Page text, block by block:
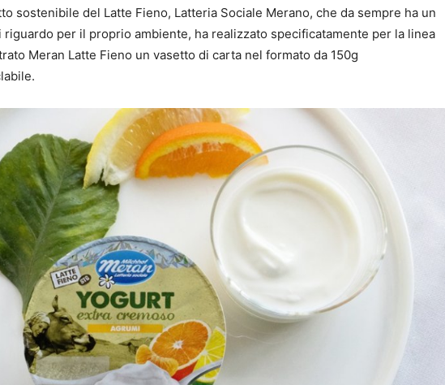
sostenibile del Latte Fieno, Latteria Sociale Merano, che da sempre ha un
per il proprio ambiente, ha realizzato specificatamente per la linea
Meran Latte Fieno un vasetto di carta nel formato da 150g